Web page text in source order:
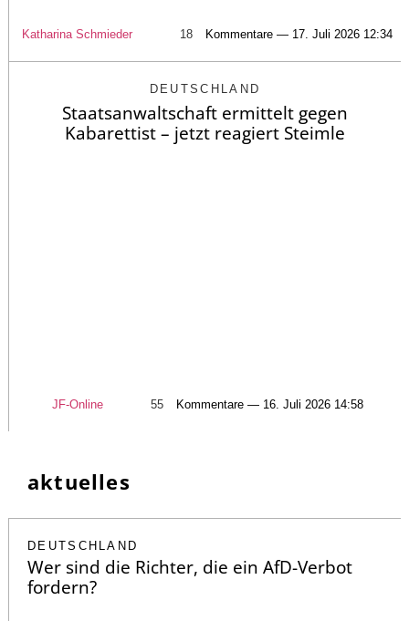
Katharina Schmieder 18 Kommentare — 17. Juli 2026 12:34
DEUTSCHLAND
Staatsanwaltschaft ermittelt gegen
Kabarettist – jetzt reagiert Steimle
JF-Online 55 Kommentare — 16. Juli 2026 14:58
aktuelles
DEUTSCHLAND
Wer sind die Richter, die ein AfD-Verbot
fordern?